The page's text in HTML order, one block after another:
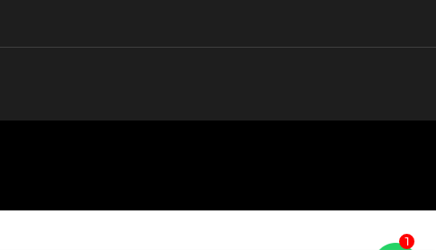
1